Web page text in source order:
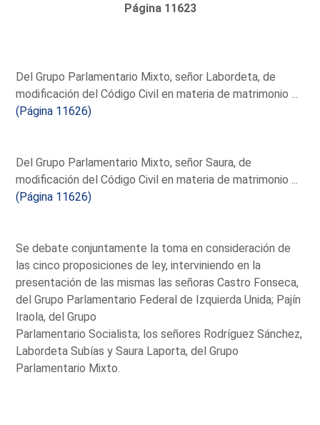
Página 11623
Del Grupo Parlamentario Mixto, señor Labordeta, de
modificación del Código Civil en materia de matrimonio ...
(Página 11626)
Del Grupo Parlamentario Mixto, señor Saura, de
modificación del Código Civil en materia de matrimonio ...
(Página 11626)
Se debate conjuntamente la toma en consideración de
las cinco proposiciones de ley, interviniendo en la
presentación de las mismas las señoras Castro Fonseca,
del Grupo Parlamentario Federal de Izquierda Unida; Pajín
Iraola, del Grupo
Parlamentario Socialista; los señores Rodríguez Sánchez,
Labordeta Subías y Saura Laporta, del Grupo
Parlamentario Mixto.